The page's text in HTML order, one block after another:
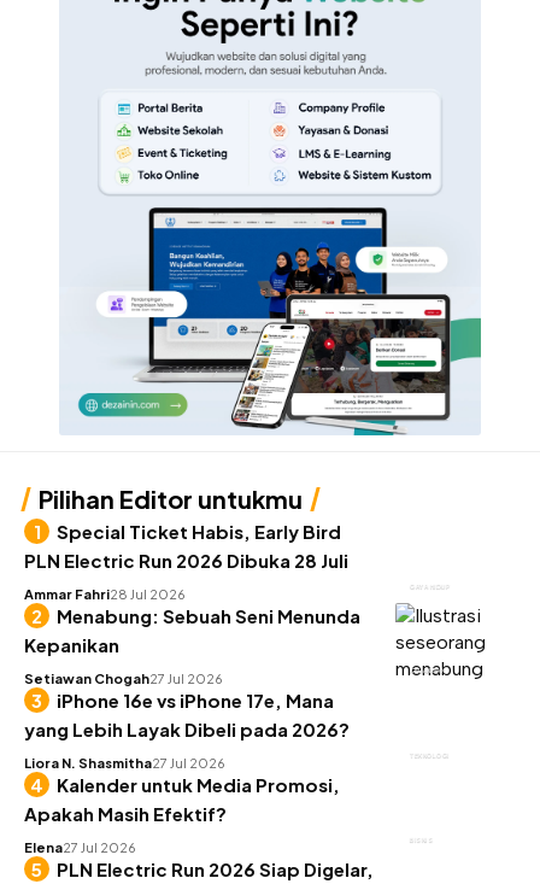
Pilihan Editor untukmu
GAYA HIDUP
Special Ticket Habis, Early Bird
PLN Electric Run 2026 Dibuka 28 Juli
Ammar Fahri28 Jul 2026
KEUANGAN
Menabung: Sebuah Seni Menunda
Kepanikan
Setiawan Chogah27 Jul 2026
TEKNOLOGI
iPhone 16e vs iPhone 17e, Mana
yang Lebih Layak Dibeli pada 2026?
Liora N. Shasmitha27 Jul 2026
BISNIS
Kalender untuk Media Promosi,
Apakah Masih Efektif?
Elena27 Jul 2026
PLN Electric Run 2026 Siap Digelar,